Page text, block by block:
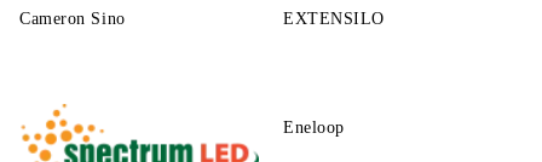
Cameron Sino EXTENSILO
Eneloop